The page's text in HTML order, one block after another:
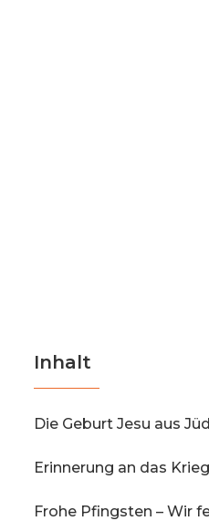
Inhalt
Die Geburt Jesu aus
Erinnerung an das
Frohe Pfingsten – Wir